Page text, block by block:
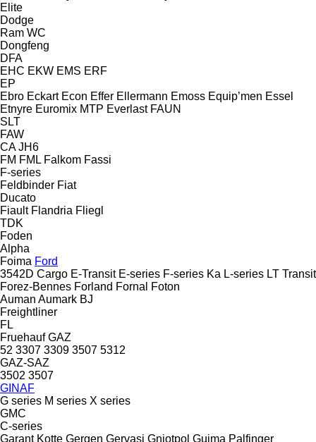
Elite
Dodge
Ram WC
Dongfeng
DFA
EHC EKW EMS ERF
EP
Ebro Eckart Econ Effer Ellermann Emoss Equip’men Essel
Etnyre Euromix MTP Everlast FAUN
SLT
FAW
CA JH6
FM FML Falkom Fassi
F-series
Feldbinder Fiat
Ducato
Fiault Flandria Fliegl
TDK
Foden
Alpha
Foima Ford
3542D Cargo E-Transit E-series F-series Ka L-series LT Transit
Forez-Bennes Forland Fornal
Foton
Auman Aumark BJ
Freightliner
FL
Fruehauf GAZ
52 3307 3309 3507 5312
GAZ-SAZ
3502 3507
GINAF
G series M series X series
GMC
C-series
Garant Kotte Gergen Gervasi Gniotpol Guima Palfinger